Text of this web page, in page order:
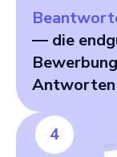
— die
Antworten
4